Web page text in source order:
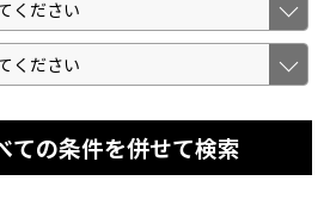
ての条件を併せて検索